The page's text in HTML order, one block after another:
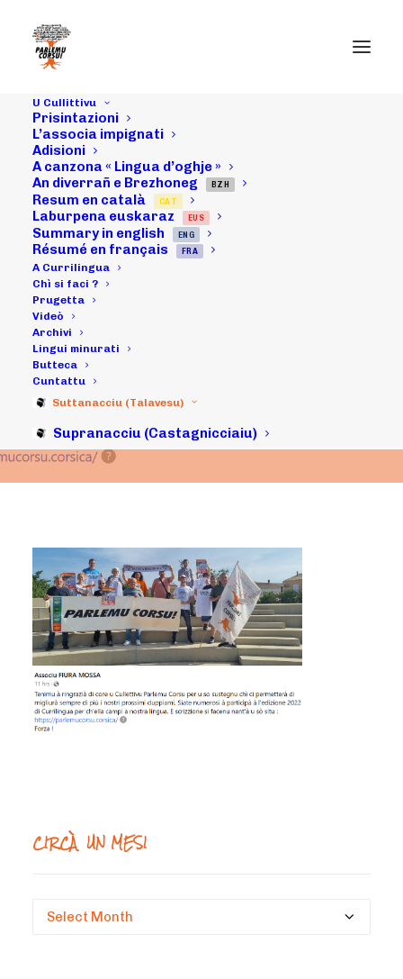
U Cullittivu
Prisintazioni
L’associa impignati
Adisioni
A canzona « Lingua d’oghje »
An diverrañ e Brezhoneg
BZH
Resum en català CAT
Laburpena euskaraz EUS
Summary in english ENG
Résumé en français FRA
A Currilingua
Chì si faci ?
Prugetta
Videò
Archivi
Lingui minurati
Butteca
Cuntattu
Suttanacciu (Talavesu)
Supranacciu (Castagnicciaiu)
28/05/22 :
Cunfarenza in
Aleria... è
ringraziamenta
di FIURA MOSSA
CIRCÀ UN MESI
Circà